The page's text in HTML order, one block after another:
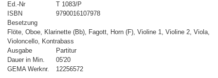
Ed.-Nr
T 1083/P
ISBN
9790016107978
Besetzung
Flöte, Oboe, Klarinette (Bb), Fagott, Horn (F), Violine 1, Violine 2, Viola,
Violoncello, Kontrabass
Ausgabe
Partitur
Dauer in Min.
05'20
GEMA Werknr.
12256572